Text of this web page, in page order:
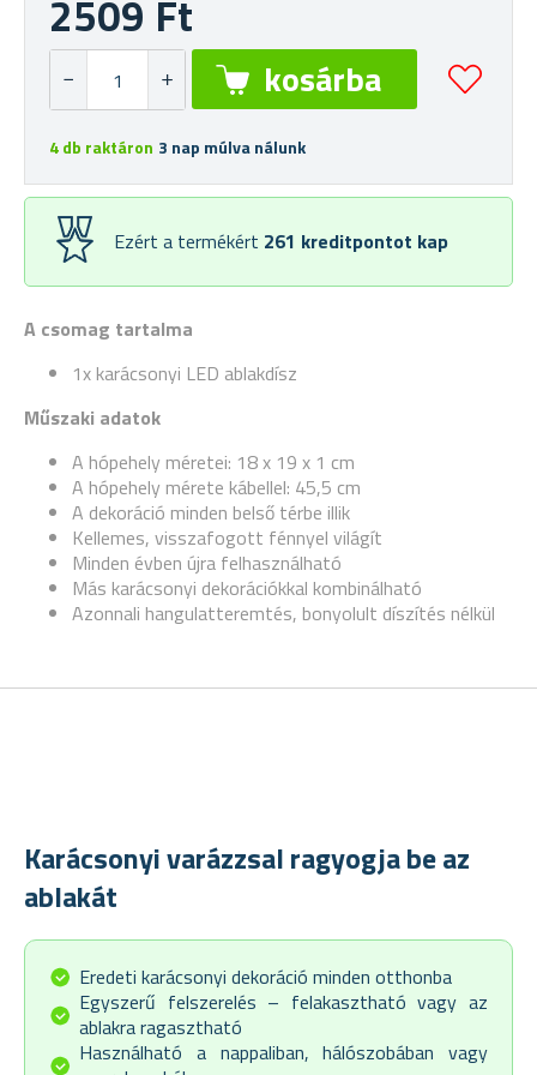
A csomag tartalma
1x karácsonyi LED ablakdísz
Műszaki adatok
A hópehely méretei: 18 x 19 x 1 cm
A hópehely mérete kábellel: 45,5 cm
A dekoráció minden belső térbe illik
Kellemes, visszafogott fénnyel világít
Minden évben újra felhasználható
Más karácsonyi dekorációkkal kombinálható
Azonnali hangulatteremtés, bonyolult díszítés nélkül
2509 Ft
4 db raktáron 3 nap múlva nálunk
Ezért a termékért 261 kreditpontot kap
Karácsonyi varázzsal ragyogja be az
ablakát
Eredeti karácsonyi dekoráció minden otthonba
Egyszerű felszerelés – felakasztható vagy az
ablakra ragasztható
Használható a nappaliban, hálószobában vagy